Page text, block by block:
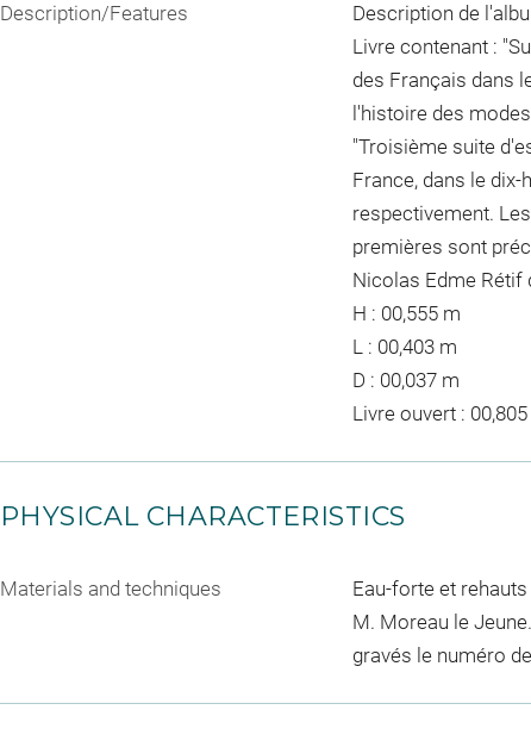
Description/Features
Description de
Livre contenant :
des Français dans
l'histoire des
"Troisième suite
France, dans le
respectivement.
premières sont
Nicolas Edme Rétif
H : 00,555 m
L : 00,403 m
D : 00,037 m
Livre ouvert :
PHYSICAL CHARACTERISTICS
Materials and techniques
Eau-forte et
M. Moreau le
gravés le numéro